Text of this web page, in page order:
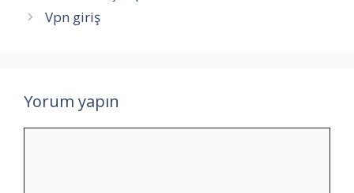
Vpn giriş
Yorum yapın